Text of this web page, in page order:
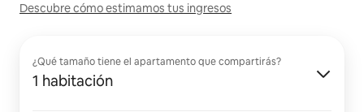
Descubre cómo estimamos tus ingresos
¿Qué tamaño tiene el apartamento que compartirás?
1 habitación